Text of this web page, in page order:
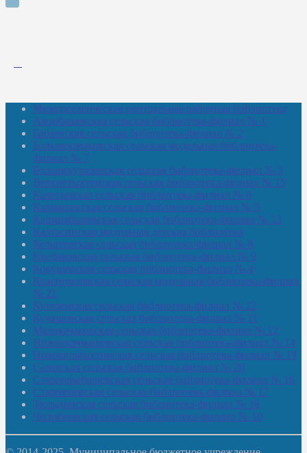
Межпоселенческая центральная районная библиотека
Амзибашевская сельская библиотека-филиал № 1
Бабаевская сельская библиотека-филиал № 2
Большекачаковская сельская модельная библиотека-
филиал № 7
Большекуразовская сельская библиотека-филиал № 3
Верхнетыхтемская сельская библиотека-филиал № 15
Калегинская сельская библиотека-филиал № 6
Калмашевская сельская библиотека-филиал № 5
Калмиябашевская сельская библиотека-филиал № 13
Калтасинская модельная детская библиотека
Кельтеевская сельская библиотека-филиал № 8
Киебаковская сельская библиотека-филиал № 9
Кокушевская сельская библиотека-филиал № 4
Краснохолмская сельская модельная библиотека-филиал
№ 21
Кутеремская сельская библиотека-филиал № 22
Кучашевская сельская библиотека-филиал № 11
Малокачаковская сельская библиотека-филиал № 12
Нижнекачмашевская сельская библиотека-филиал № 14
Новокильбахтинская сельская библиотека-филиал № 19
Сазовская сельская библиотека-филиал № 20
Староорьебашевская сельская библиотека-филиал № 16
Старояшевская сельская библиотека-филиал № 17
Тюльдинская сельская библиотека-филиал № 18
Чилибеевская сельская библиотека-филиал № 10